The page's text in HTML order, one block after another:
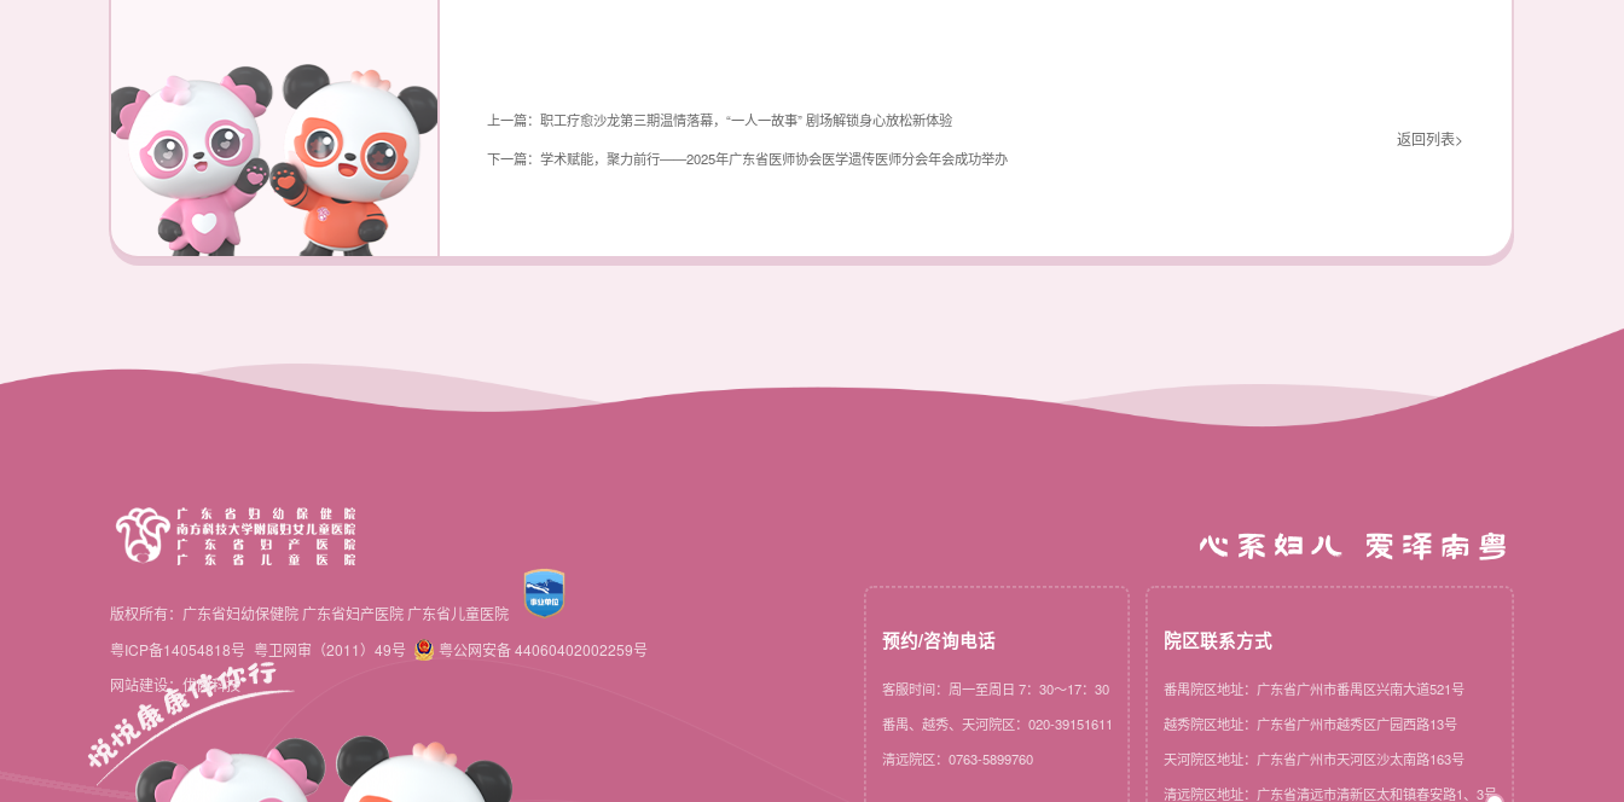
上一篇：职工疗愈沙龙第三期温情落幕，“一人一故事” 剧场解锁身心放松新体验
下一篇：学术赋能，聚力前行——2025年广东省医师协会医学遗传医师分会年会成功举办
返回列表>
心系妇儿 爱泽南粤
版权所有：广东省妇幼保健院 广东省妇产医院 广东省儿童医院
粤ICP备14054818号 粤卫网审（2011）49号
粤公网安备 44060402002259号
网站建设：优网科技
预约/咨询电话
客服时间：周一至周日 7：30～17：30
番禺、越秀、天河院区：020-39151611
清远院区：0763-5899760
院区联系方式
番禺院区地址：广东省广州市番禺区兴南大道521号
越秀院区地址：广东省广州市越秀区广园西路13号
天河院区地址：广东省广州市天河区沙太南路163号
清远院区地址：广东省清远市清新区太和镇春安路1、3号